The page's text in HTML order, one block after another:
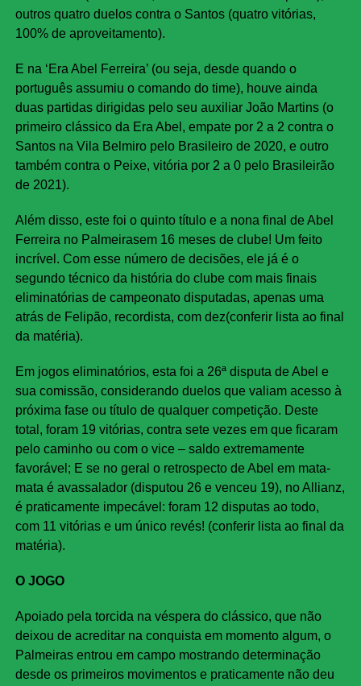
outros quatro duelos contra o Santos (quatro vitórias,
100% de aproveitamento).
E na ‘Era Abel Ferreira’ (ou seja, desde quando o
português assumiu o comando do time), houve ainda
duas partidas dirigidas pelo seu auxiliar João Martins (o
primeiro clássico da Era Abel, empate por 2 a 2 contra o
Santos na Vila Belmiro pelo Brasileiro de 2020, e outro
também contra o Peixe, vitória por 2 a 0 pelo Brasileirão
de 2021).
Além disso, este foi o quinto título e a nona final de Abel
Ferreira no Palmeirasem 16 meses de clube! Um feito
incrível. Com esse número de decisões, ele já é o
segundo técnico da história do clube com mais finais
eliminatórias de campeonato disputadas, apenas uma
atrás de Felipão, recordista, com dez(conferir lista ao final
da matéria).
Em jogos eliminatórios, esta foi a 26ª disputa de Abel e
sua comissão, considerando duelos que valiam acesso à
próxima fase ou título de qualquer competição. Deste
total, foram 19 vitórias, contra sete vezes em que ficaram
pelo caminho ou com o vice – saldo extremamente
favorável; E se no geral o retrospecto de Abel em mata-
mata é avassalador (disputou 26 e venceu 19), no Allianz,
é praticamente impecável: foram 12 disputas ao todo,
com 11 vitórias e um único revés! (conferir lista ao final da
matéria).
O JOGO
Apoiado pela torcida na véspera do clássico, que não
deixou de acreditar na conquista em momento algum, o
Palmeiras entrou em campo mostrando determinação
desde os primeiros movimentos e praticamente não deu